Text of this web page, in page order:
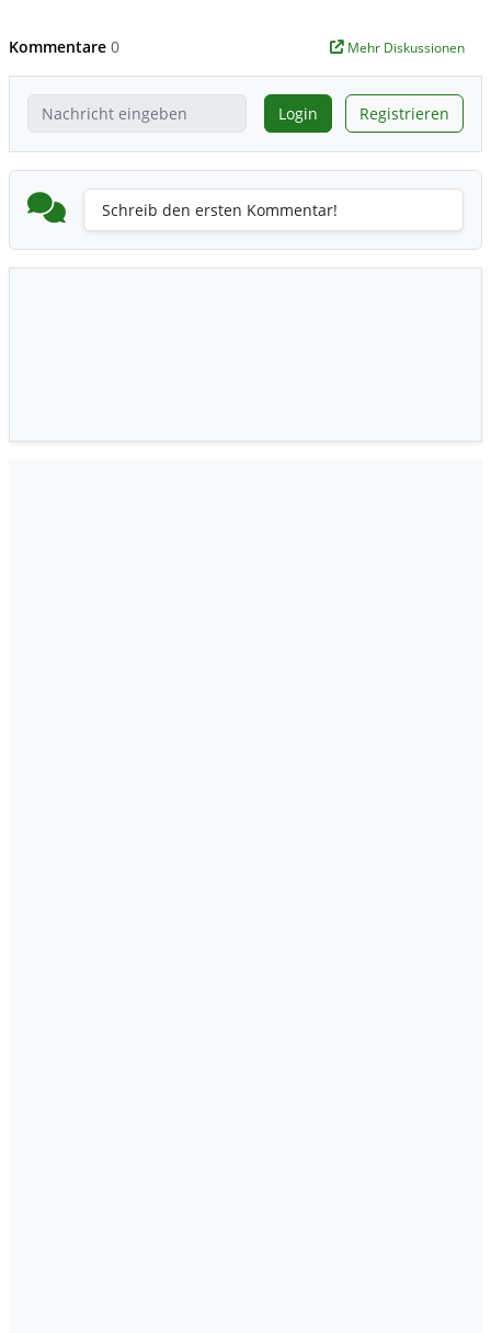
Kommentare 0 Mehr Diskussionen
Login Registrieren
Schreib den ersten Kommentar!